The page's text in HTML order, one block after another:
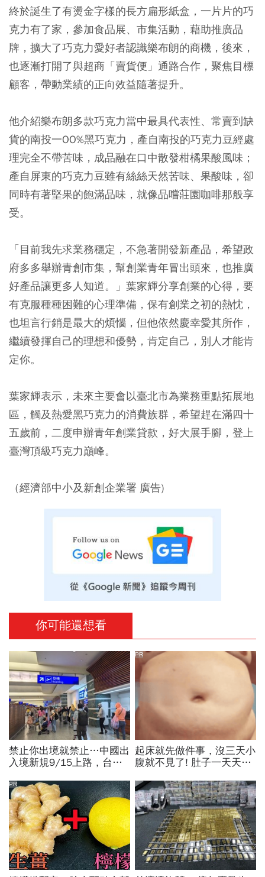
終於誕生了有燙金字樣的長方扁形紙盒，一片片的巧
克力有了家，參加食品展、市集活動，藉助推廣品
牌，擴大了巧克力愛好者認識樂布朗的商機，後來，
也逐漸打開了與超商「賣貨便」通路合作，聚焦目標
顧客，帶動業績的正向效益隨著提升。
他介紹樂布朗多款巧克力當中最具代表性、常賣到缺
貨的南投一OO%黑巧克力，產自南投的巧克力豆經處
理完全不帶苦味，成品融在口中散發柑橘果酸風味；
產自屏東的巧克力豆雖有絲絲天然苦味、果酸味，卻
同時有著堅果的飽滿品味，就像品嚐莊園咖啡那般享
受。
「目前我先求業務穩定，不急著開發新產品，希望政
府多多舉辦青創市集，幫創業青年冒出頭來，也推廣
好產品讓更多人知道。」葉家輝分享創業的心得，要
有克服種種困難的心理準備，保有創業之初的熱忱，
也坦言行銷是最大的煩惱，但他依然慶幸愛其所作，
繼續發揮自己的理想和優勢，肯定自己，別人才能肯
定你。
葉家輝表示，未來主要會以臺北市為業務重點拓展地
區，觸及熱愛黑巧克力的消費族群，希望趕在滿四十
五歲前，二度申辦青年創業貸款，好大展手腳，登上
臺灣頂級巧克力巔峰。
（經濟部中小及新創企業署 廣告)
你可能還想看
禁止你出境就禁止…中國出
入境新規9/15上路，台灣
職業特別注意：前例在這
起床就先做件事，沒三天小
腹就不見了! 肚子一天天變
PR
PR